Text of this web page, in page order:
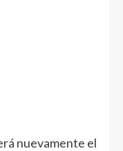
nuevamente el